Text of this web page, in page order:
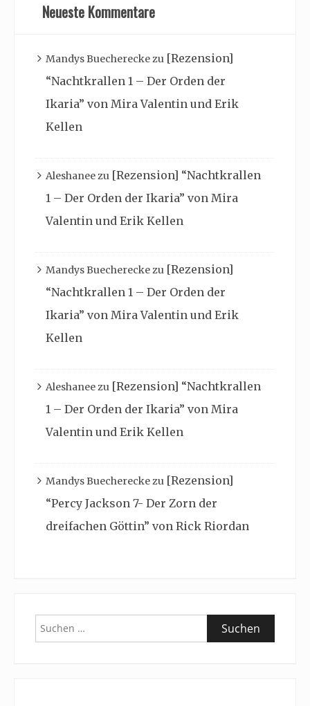
Neueste Kommentare
Mandys Buechereckezu [Rezension]
“Nachtkrallen 1 – Der Orden der
Ikaria” von Mira Valentin und Erik
Kellen
Aleshaneezu [Rezension] “Nachtkrallen
1 – Der Orden der Ikaria” von Mira
Valentin und Erik Kellen
Mandys Buechereckezu [Rezension]
“Nachtkrallen 1 – Der Orden der
Ikaria” von Mira Valentin und Erik
Kellen
Aleshaneezu [Rezension] “Nachtkrallen
1 – Der Orden der Ikaria” von Mira
Valentin und Erik Kellen
Mandys Buechereckezu [Rezension]
“Percy Jackson 7- Der Zorn der
dreifachen Göttin” von Rick Riordan
Suchen
nach: